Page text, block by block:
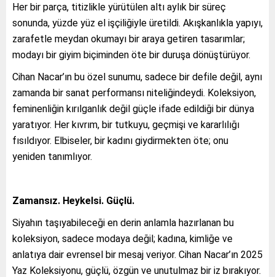
Her bir parça, titizlikle yürütülen altı aylık bir süreç
sonunda, yüzde yüz el işçiliğiyle üretildi. Akışkanlıkla yapıyı,
zarafetle meydan okumayı bir araya getiren tasarımlar;
modayı bir giyim biçiminden öte bir duruşa dönüştürüyor.
Cihan Nacar’ın bu özel sunumu, sadece bir defile değil, aynı
zamanda bir sanat performansı niteliğindeydi. Koleksiyon,
feminenliğin kırılganlık değil güçle ifade edildiği bir dünya
yaratıyor. Her kıvrım, bir tutkuyu, geçmişi ve kararlılığı
fısıldıyor. Elbiseler, bir kadını giydirmekten öte; onu
yeniden tanımlıyor.
Zamansız. Heykelsi. Güçlü.
Siyahın taşıyabileceği en derin anlamla hazırlanan bu
koleksiyon, sadece modaya değil; kadına, kimliğe ve
anlatıya dair evrensel bir mesaj veriyor. Cihan Nacar’ın 2025
Yaz Koleksiyonu, güçlü, özgün ve unutulmaz bir iz bırakıyor.